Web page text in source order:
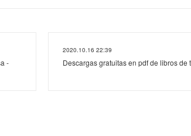
-
2020.10.16 22:39
Descargas gratuitas en pdf de libros de